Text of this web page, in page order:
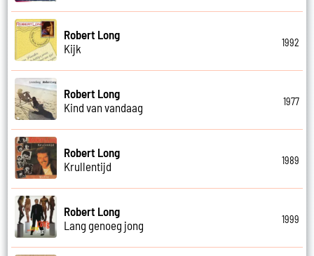
Robert Long
Kijk
1992
Robert Long
Kind van vandaag
1977
Robert Long
Krullentijd
1989
Robert Long
Lang genoeg jong
1999